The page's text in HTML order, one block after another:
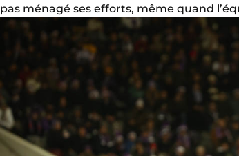
pas ménagé ses efforts, même quand